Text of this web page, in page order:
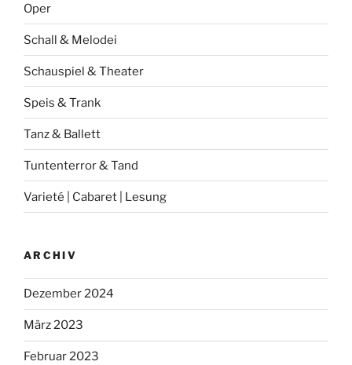
Oper
Schall & Melodei
Schauspiel & Theater
Speis & Trank
Tanz & Ballett
Tuntenterror & Tand
Varieté | Cabaret | Lesung
ARCHIV
Dezember 2024
März 2023
Februar 2023